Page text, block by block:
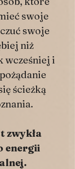
swoje
swoje
niż
wcześniej i
ścieżką
zwykła
energii